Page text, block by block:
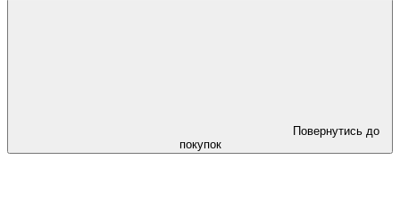
Повернутись до
покупок